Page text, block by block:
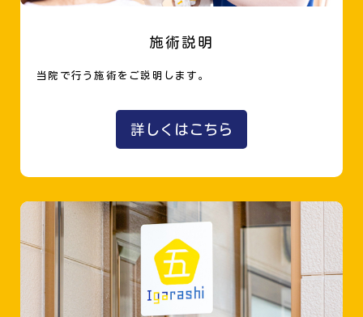
施術説明
当院で行う施術をご説明します。
詳しくはこちら